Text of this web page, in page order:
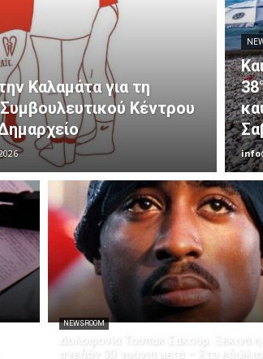
Καλαμάτα για τη
Κέντρου
NEWSROOM
Δολοφονία Τούπακ Σακούρ: Ξεκινά η
σχεδόν 30 χρόνια μετά – Στο εδώλιο